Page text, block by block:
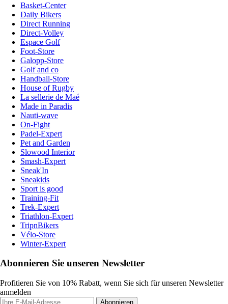
Basket-Center
Daily Bikers
Direct Running
Direct-Volley
Espace Golf
Foot-Store
Galopp-Store
Golf and co
Handball-Store
House of Rugby
La sellerie de Maé
Made in Paradis
Nauti-wave
On-Fight
Padel-Expert
Pet and Garden
Slowood Interior
Smash-Expert
Sneak'In
Sneakids
Sport is good
Training-Fit
Trek-Expert
Triathlon-Expert
TripnBikers
Vélo-Store
Winter-Expert
Abonnieren Sie unseren Newsletter
Profitieren Sie von 10% Rabatt, wenn Sie sich für unseren Newsletter
anmelden
Abonnieren